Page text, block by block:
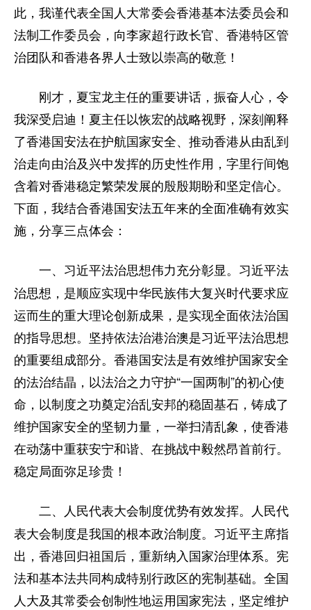
此，我谨代表全国人大常委会香港基本法委员会和
法制工作委员会，向李家超行政长官、香港特区管
治团队和香港各界人士致以崇高的敬意！
刚才，夏宝龙主任的重要讲话，振奋人心，令
我深受启迪！夏主任以恢宏的战略视野，深刻阐释
了香港国安法在护航国家安全、推动香港从由乱到
治走向由治及兴中发挥的历史性作用，字里行间饱
含着对香港稳定繁荣发展的殷殷期盼和坚定信心。
下面，我结合香港国安法五年来的全面准确有效实
施，分享三点体会：
一、习近平法治思想伟力充分彰显。 习近平法
治思想，是顺应实现中华民族伟大复兴时代要求应
运而生的重大理论创新成果，是实现全面依法治国
的指导思想。坚持依法治港治澳是习近平法治思想
的重要组成部分。香港国安法是有效维护国家安全
的法治结晶，以法治之力守护“一国两制”的初心使
命，以制度之功奠定治乱安邦的稳固基石，铸成了
维护国家安全的坚韧力量，一举扫清乱象，使香港
在动荡中重获安宁和谐、在挑战中毅然昂首前行。
稳定局面弥足珍贵！
二、人民代表大会制度优势有效发挥。 人民代
表大会制度是我国的根本政治制度。习近平主席指
出，香港回归祖国后，重新纳入国家治理体系。宪
法和基本法共同构成特别行政区的宪制基础。全国
人大及其常委会创制性地运用国家宪法，坚定维护